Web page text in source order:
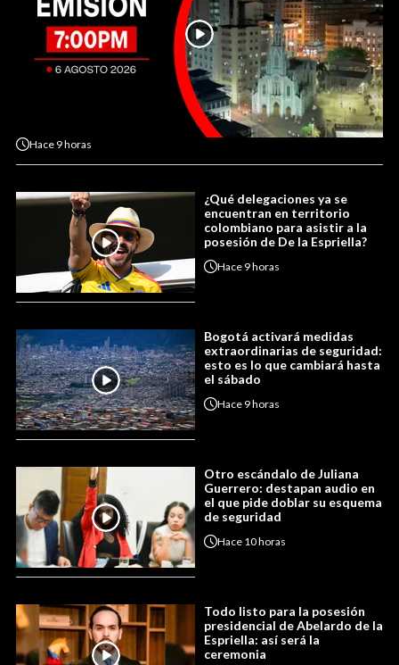
Hace 9 horas
¿Qué delegaciones ya se
encuentran en territorio
colombiano para asistir a la
posesión de De la Espriella?
Hace 9 horas
Bogotá activará medidas
extraordinarias de seguridad:
esto es lo que cambiará hasta
el sábado
Hace 9 horas
Otro escándalo de Juliana
Guerrero: destapan audio en
el que pide doblar su esquema
de seguridad
Hace 10 horas
Todo listo para la posesión
presidencial de Abelardo de la
Espriella: así será la
ceremonia